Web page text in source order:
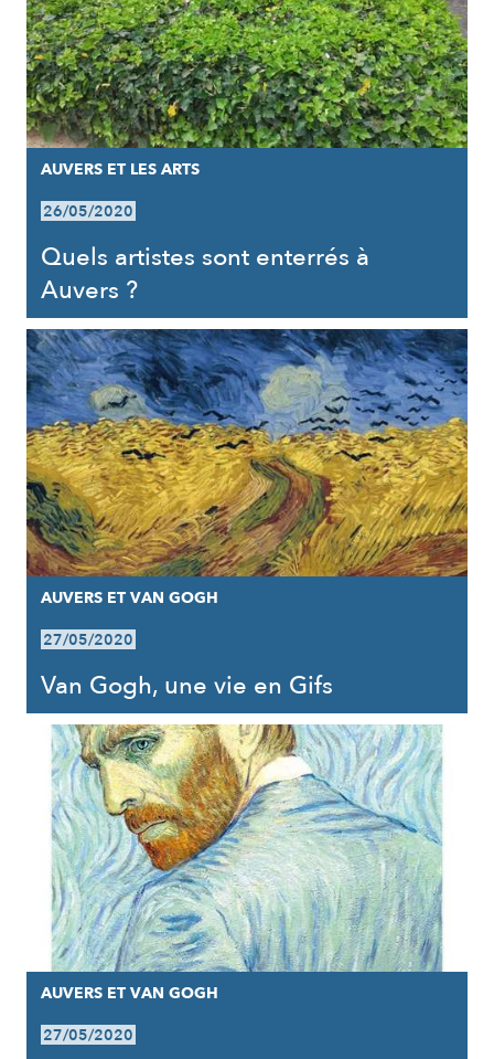
AUVERS ET LES ARTS
26/05/2020
Quels artistes sont enterrés à
Auvers ?
AUVERS ET VAN GOGH
27/05/2020
Van Gogh, une vie en Gifs
AUVERS ET VAN GOGH
27/05/2020